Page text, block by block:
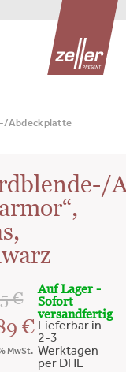
Abdeckplatte
€
€
MwSt.
Auf Lager -
Sofort
versandfertig
Lieferbar in
2-3
Werktagen
per DHL